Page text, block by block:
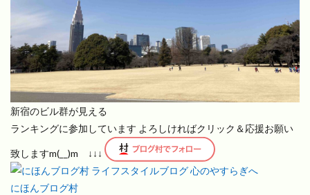
新宿のビル群が見える
ランキングに参加しています よろしければクリック＆応援お願い
致しますm(__)m ↓↓↓
にほんブログ村